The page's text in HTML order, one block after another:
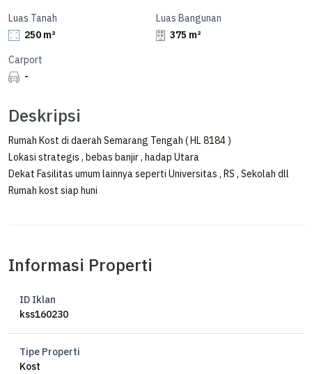
Luas Tanah
250 m²
Luas Bangunan
375 m²
Carport
-
Deskripsi
Rumah Kost di daerah Semarang Tengah ( HL 8184 )
Lokasi strategis , bebas banjir , hadap Utara
Dekat Fasilitas umum lainnya seperti Universitas , RS , Sekolah dll
Rumah kost siap huni
Informasi Properti
ID Iklan
kss160230
Tipe Properti
Kost